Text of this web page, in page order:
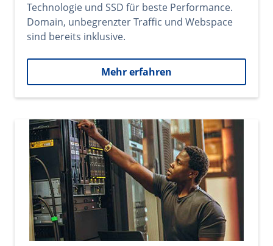
Technologie und SSD für beste Performance.
Domain, unbegrenzter Traffic und Webspace
sind bereits inklusive.
Mehr erfahren